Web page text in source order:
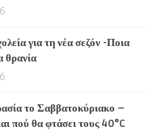
για τη νέα σεζόν -Ποια
θρανία
το Σαββατοκύριακο –
πού θα φτάσει τους 40°C